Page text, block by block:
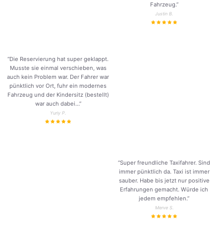
Fahrzeug.”
Justin B.
“Die Reservierung hat super geklappt.
Musste sie einmal verschieben, was
auch kein Problem war. Der Fahrer war
pünktlich vor Ort, fuhr ein modernes
Fahrzeug und der Kindersitz (bestellt)
war auch dabei…”
Yuriy P.
“Super freundliche Taxifahrer. Sind
immer pünktlich da. Taxi ist immer
sauber. Habe bis jetzt nur positive
Erfahrungen gemacht. Würde ich
jedem empfehlen.”
Merve S.